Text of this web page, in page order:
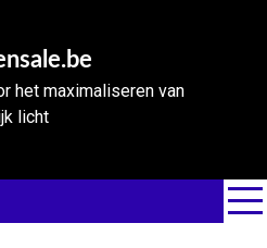
het maximaliseren van
licht